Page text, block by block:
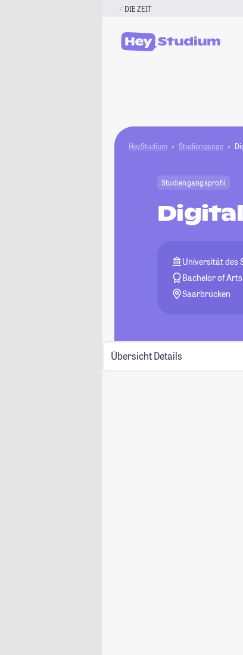
DIE ZEIT
HeyStudium Studiengänge
Studiengangsprofil
Universität des
Bachelor of Arts
Saarbrücken
Übersicht Details